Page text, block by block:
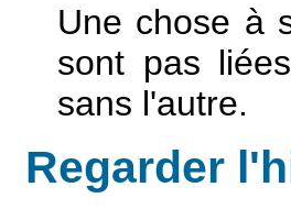
Une chose à
sont pas
sans l'autre.
Regarder